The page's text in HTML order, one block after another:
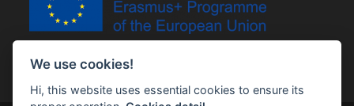
We use cookies!
Hi, this website uses essential cookies to ensure its